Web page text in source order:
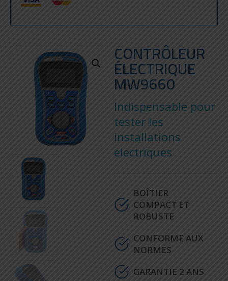
CONTRÔLEUR
ÉLECTRIQUE
MW9660
Indispensable pour
tester les
installations
electriques
BOÎTIER
COMPACT ET
ROBUSTE
CONFORME AUX
NORMES
GARANTIE 2 ANS